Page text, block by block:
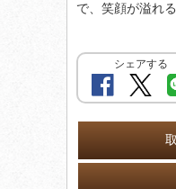
で、笑顔が溢れ
シェアする